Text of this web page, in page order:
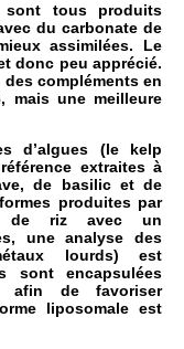
sont tous produits
du carbonate de
assimilées. Le
donc peu apprécié.
compléments en
mais une meilleure
d’algues (le kelp
extraites à
de basilic et de
produites par
de riz avec un
une analyse des
lourds) est
sont encapsulées
afin de favoriser
liposomale est